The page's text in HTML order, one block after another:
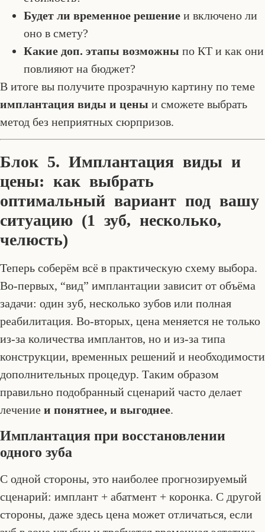
Будет ли временное решение и включено ли
оно в смету?
Какие доп. этапы возможны по КТ и как они
повлияют на бюджет?
В итоге вы получите прозрачную картину по теме
имплантация виды и цены и сможете выбрать
метод без неприятных сюрпризов.
Блок 5. Имплантация виды и
цены: как выбрать
оптимальный вариант под вашу
ситуацию (1 зуб, несколько,
челюсть)
Теперь соберём всё в практическую схему выбора.
Во-первых, “вид” имплантации зависит от объёма
задачи: один зуб, несколько зубов или полная
реабилитация. Во-вторых, цена меняется не только
из-за количества имплантов, но и из-за типа
конструкции, временных решений и необходимости
дополнительных процедур. Таким образом
правильно подобранный сценарий часто делает
лечение и понятнее, и выгоднее.
Имплантация при восстановлении
одного зуба
С одной стороны, это наиболее прогнозируемый
сценарий: имплант + абатмент + коронка. С другой
стороны, даже здесь цена может отличаться, если